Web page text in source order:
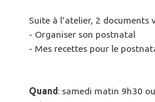
Suite à l'atelier, 2 documents
- Organiser son postnatal
- Mes recettes pour le
Quand: samedi matin 9h30